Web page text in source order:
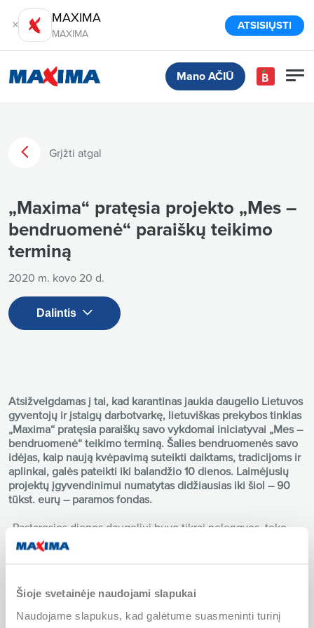
Šioje svetainėje naudojami slapukai
Naudojame slapukus, kad galėtume suasmeninti turinį
MAXIMA
MAXIMA
ATSISIŲSTI
Mano AČIŪ
Grįžti atgal
„Maxima“ pratęsia projekto „Mes –
bendruomenė“ paraiškų teikimo
terminą
2020 m. kovo 20 d.
Dalintis
Atsižvelgdamas į tai, kad karantinas jaukia daugelio Lietuvos
gyventojų ir įstaigų darbotvarkę, lietuviškas prekybos tinklas
„Maxima“ pratęsia paraiškų savo vykdomai iniciatyvai „Mes –
bendruomenė“ teikimo terminą. Šalies bendruomenės savo
idėjas, kaip naują kvėpavimą suteikti daiktams, tradicijoms ir
aplinkai, galės pateikti iki balandžio 10 dienos. Laimėjusių
projektų įgyvendinimui numatytas didžiausias iki šiol – 90
tūkst. eurų – paramos fondas.
„Pastarosios dienos daugeliui buvo tikrai nelengvos, teko
taikytis prie naujo gyvenimo ritmo ir karantino realijų. Dėl to
suprantame, kad daug bendruomenių galėjo nespėti iki
paraiškų. Būtų apmaudu, jei dalis bendruomenių idėjų dėl
nepalankių aplinkybių taip ir neturėtų progos būti
pastebėtos, įvertintos ir įgyvendintos. Dėl to priėmėme